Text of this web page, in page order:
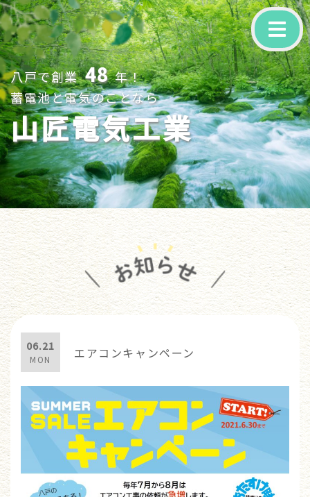
-
八戸で創業 48 年！
蓄電池と電気のことなら
山匠電気工業
06.21
MON エアコンキャンペーン